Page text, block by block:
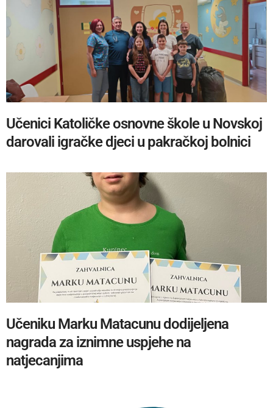
Učenici Katoličke osnovne škole u Novskoj
darovali igračke djeci u pakračkoj bolnici
Učeniku Marku Matacunu dodijeljena
nagrada za iznimne uspjehe na
natjecanjima